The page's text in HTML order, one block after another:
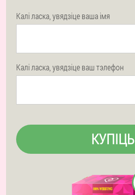
Калі ласка, увядзіце ваша імя
Калі ласка, увядзіце ваш тэлефон
КУПІЦЬ